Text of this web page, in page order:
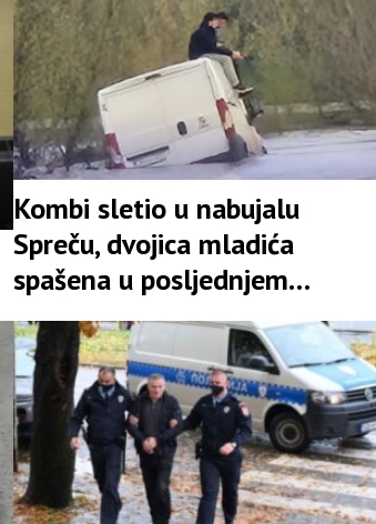
Kombi sletio u nabujalu
Spreču, dvojica mladića
spašena u posljednjem
trenutku